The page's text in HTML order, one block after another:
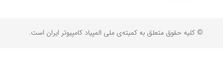
© کلیه حقوق متعلق به کمیته‌ی ملی المپیاد کامپیوتر ایران است.